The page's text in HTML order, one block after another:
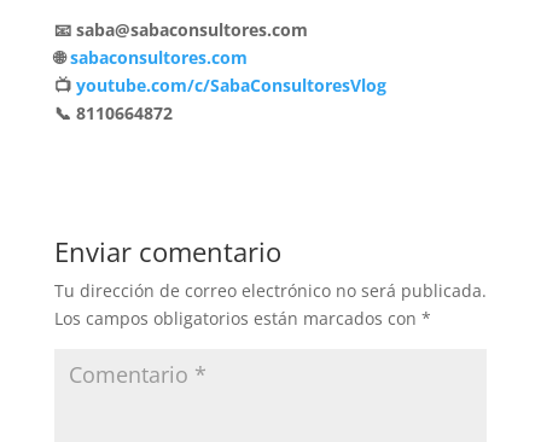
📧 saba@sabaconsultores.com
🌐sabaconsultores.com
📺 youtube.com/c/SabaConsultoresVlog
📞 8110664872
Enviar comentario
Tu dirección de correo electrónico no será publicada.
Los campos obligatorios están marcados con *